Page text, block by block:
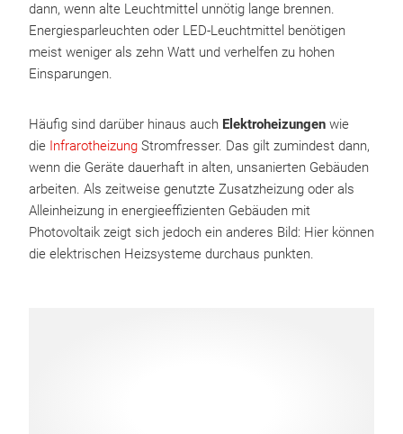
dann, wenn alte Leuchtmittel unnötig lange brennen.
Energiesparleuchten oder LED-Leuchtmittel benötigen
meist weniger als zehn Watt und verhelfen zu hohen
Einsparungen.
Häufig sind darüber hinaus auch Elektroheizungen wie
die Infrarotheizung Stromfresser. Das gilt zumindest dann,
wenn die Geräte dauerhaft in alten, unsanierten Gebäuden
arbeiten. Als zeitweise genutzte Zusatzheizung oder als
Alleinheizung in energieeffizienten Gebäuden mit
Photovoltaik zeigt sich jedoch ein anderes Bild: Hier können
die elektrischen Heizsysteme durchaus punkten.